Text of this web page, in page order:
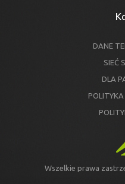
DANE
SIEĆ
DLA
POLITYKA
Wszelkie prawa